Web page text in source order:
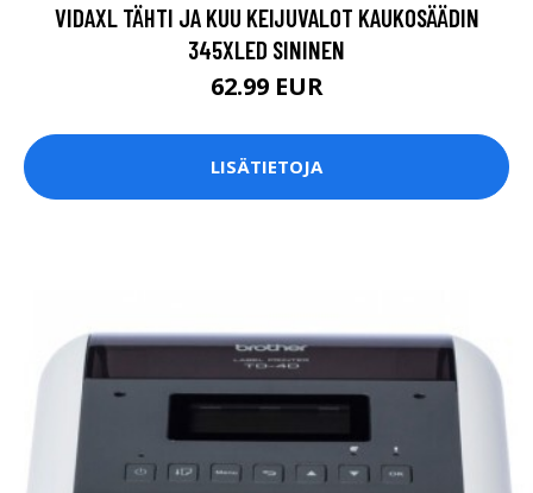
VIDAXL TÄHTI JA KUU KEIJUVALOT KAUKOSÄÄDIN
345XLED SININEN
62.99 EUR
LISÄTIETOJA